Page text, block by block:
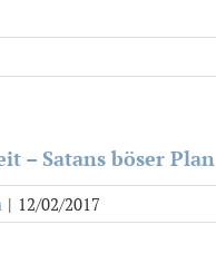
– Satans böser Plan
| 12/02/2017